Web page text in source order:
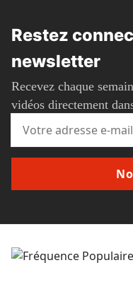
Restez
newsletter
Recevez chaque
vidéos directement